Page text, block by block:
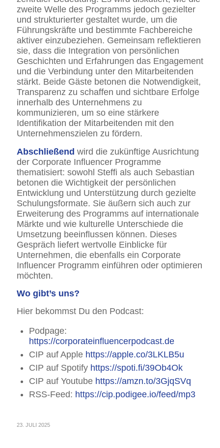
zweite Welle des Programms jedoch gezielter
und strukturierter gestaltet wurde, um die
Führungskräfte und bestimmte Fachbereiche
aktiver einzubeziehen. Gemeinsam reflektieren
sie, dass die Integration von persönlichen
Geschichten und Erfahrungen das Engagement
und die Verbindung unter den Mitarbeitenden
stärkt. Beide Gäste betonen die Notwendigkeit,
Transparenz zu schaffen und sichtbare Erfolge
innerhalb des Unternehmens zu
kommunizieren, um so eine stärkere
Identifikation der Mitarbeitenden mit den
Unternehmenszielen zu fördern.
Abschließend wird die zukünftige Ausrichtung
der Corporate Influencer Programme
thematisiert: sowohl Steffi als auch Sebastian
betonen die Wichtigkeit der persönlichen
Entwicklung und Unterstützung durch gezielte
Schulungsformate. Sie äußern sich auch zur
Erweiterung des Programms auf internationale
Märkte und wie kulturelle Unterschiede die
Umsetzung beeinflussen können. Dieses
Gespräch liefert wertvolle Einblicke für
Unternehmen, die ebenfalls ein Corporate
Influencer Programm einführen oder optimieren
möchten.
Wo gibt’s uns?
Hier bekommst Du den Podcast:
Podpage:
https://corporateinfluencerpodcast.de
CIP auf Apple https://apple.co/3LKLB5u
CIP auf Spotify https://spoti.fi/39Ob4Ok
CIP auf Youtube https://amzn.to/3GjqSVq
RSS-Feed: https://cip.podigee.io/feed/mp3
23. JULI 2025